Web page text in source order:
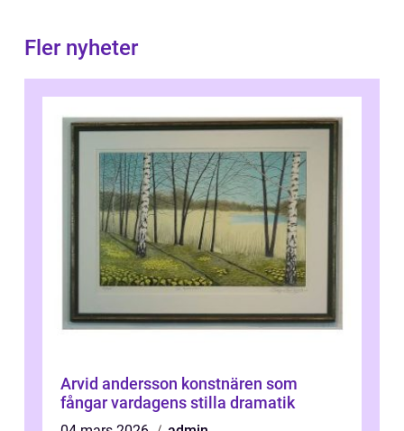
Fler nyheter
Arvid andersson konstnären som
fångar vardagens stilla dramatik